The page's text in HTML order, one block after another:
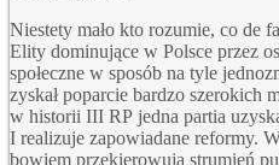
Niestety mało kto rozumie, co de
Elity dominujące w Polsce przez
społeczne w sposób na tyle
zyskał poparcie bardzo szerokich
w historii III RP jedna partia
I realizuje zapowiadane reformy.
bowiem przekierowują strumień